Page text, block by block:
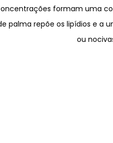
formam uma
palma repõe os lipídios e a
ou